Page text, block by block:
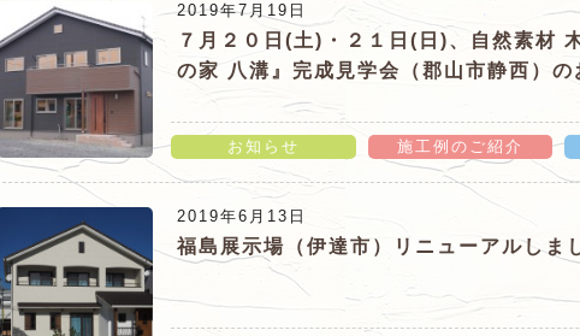
のお知らせ！」の詳細ページ
2019年7月19日
お知らせ 施工例のご紹介
７月２０日(土)・２１日(日)、自然素材
の家 八溝』完成見学会（郡山市静西）の
７月２０日(土)・２１日(日)、自然素材 木の家 健康住宅
学会（郡山市静西）のお知らせ♬」の詳細ページ
2019年6月13日
福島展示場（伊達市）リニューアルしま